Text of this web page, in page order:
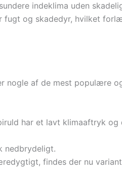
indeklima uden
og skadedyr, hvilket
nogle af de mest populære
har et lavt klimaaftryk
nedbrydeligt.
findes der nu